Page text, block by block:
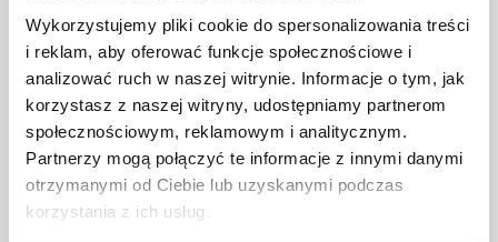
Wykorzystujemy pliki cookie do spersonalizowania treści
i reklam, aby oferować funkcje społecznościowe i
analizować ruch w naszej witrynie. Informacje o tym, jak
korzystasz z naszej witryny, udostępniamy partnerom
społecznościowym, reklamowym i analitycznym.
Partnerzy mogą połączyć te informacje z innymi danymi
otrzymanymi od Ciebie lub uzyskanymi podczas
korzystania z ich usług.
JAKĄ METODĘ ZARZĄDZANIA POWINIEN ZNAĆ
KAŻDY MENEDŻER?
Istnieje wiele metod zarządzania, które mogą okazać